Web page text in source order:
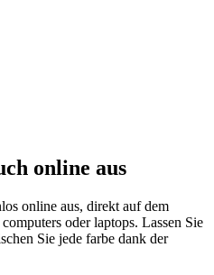
online aus
online aus, direkt auf dem
oder laptops. Lassen Sie
Sie jede farbe dank der